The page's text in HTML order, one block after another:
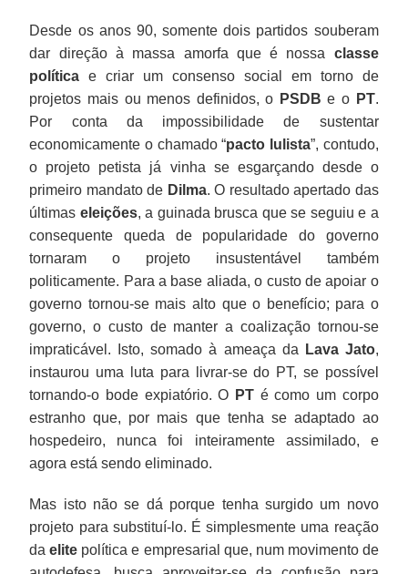
Desde os anos 90, somente dois partidos souberam
dar direção à massa amorfa que é nossa classe
política e criar um consenso social em torno de
projetos mais ou menos definidos, o PSDB e o PT.
Por conta da impossibilidade de sustentar
economicamente o chamado “pacto lulista”, contudo,
o projeto petista já vinha se esgarçando desde o
primeiro mandato de Dilma. O resultado apertado das
últimas eleições, a guinada brusca que se seguiu e a
consequente queda de popularidade do governo
tornaram o projeto insustentável também
politicamente. Para a base aliada, o custo de apoiar o
governo tornou-se mais alto que o benefício; para o
governo, o custo de manter a coalização tornou-se
impraticável. Isto, somado à ameaça da
Lava Jato,
instaurou uma luta para livrar-se do PT, se possível
tornando-o bode expiatório. O PT é como um corpo
estranho que, por mais que tenha se adaptado ao
hospedeiro, nunca foi inteiramente assimilado, e
agora está sendo eliminado.
Mas isto não se dá porque tenha surgido um novo
projeto para substituí-lo. É simplesmente uma reação
daelite política e empresarial que, num movimento de